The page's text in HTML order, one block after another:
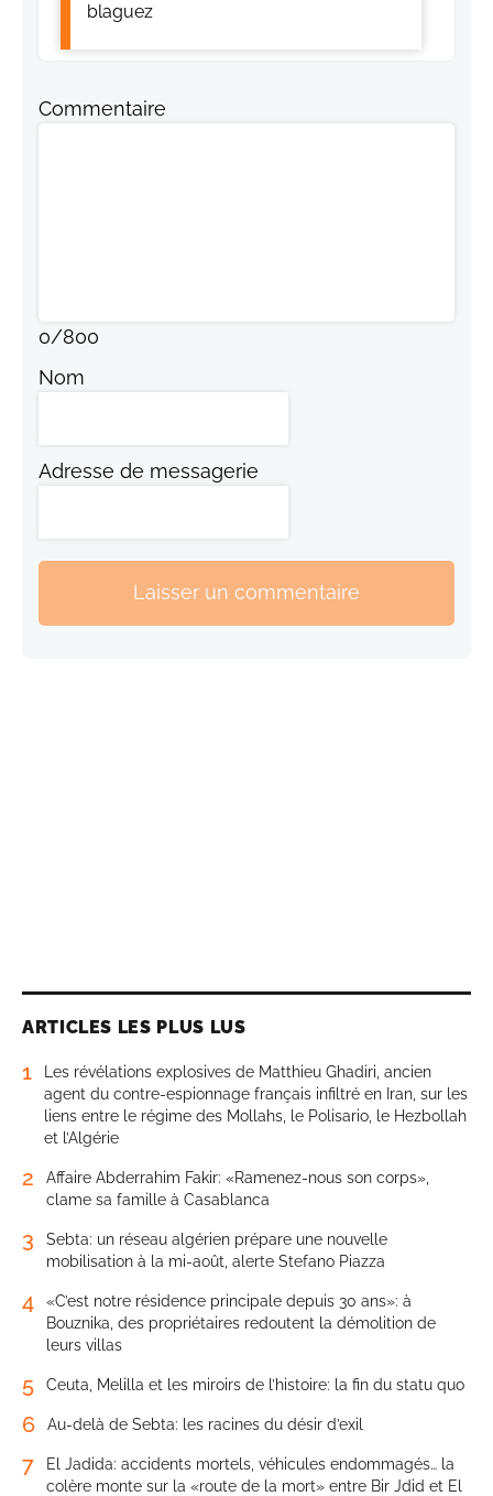
blaguez
Commentaire
0/800
Nom
Adresse de messagerie
Laisser un commentaire
ARTICLES LES PLUS LUS
1
Les révélations explosives de Matthieu Ghadiri, ancien
agent du contre-espionnage français infiltré en Iran, sur les
liens entre le régime des Mollahs, le Polisario, le Hezbollah
et l’Algérie
2
Affaire Abderrahim Fakir: «Ramenez-nous son corps»,
clame sa famille à Casablanca
3
Sebta: un réseau algérien prépare une nouvelle
mobilisation à la mi-août, alerte Stefano Piazza
4
«C’est notre résidence principale depuis 30 ans»: à
Bouznika, des propriétaires redoutent la démolition de
leurs villas
5 Ceuta, Melilla et les miroirs de l’histoire: la fin du statu quo
6 Au-delà de Sebta: les racines du désir d’exil
7
El Jadida: accidents mortels, véhicules endommagés… la
colère monte sur la «route de la mort» entre Bir Jdid et El